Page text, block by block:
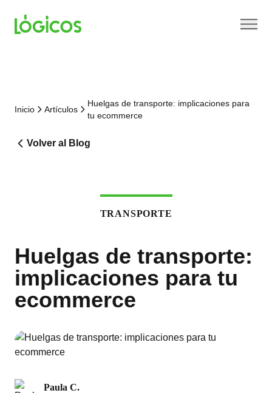
Inicio Artículos
Huelgas de transporte: implicaciones para
tu ecommerce
Volver al Blog
TRANSPORTE
Huelgas de transporte:
implicaciones para tu
ecommerce
Paula C.